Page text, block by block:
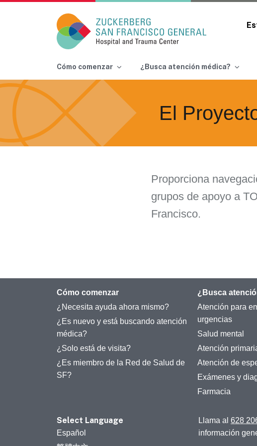
Skip to content
Main Navigation
Cómo comenzar ¿Busca atención médica?
El
Proporciona
grupos de apoyo a
Francisco.
Cómo comenzar
¿Necesita ayuda ahora mismo?
¿Es nuevo y está buscando atención
médica?
¿Solo está de visita?
¿Es miembro de la Red de Salud de
SF?
¿Busca
Atención para
urgencias
Salud mental
Atención
Atención de
Exámenes y
Farmacia
Select Language
Español
Llama al 628
información